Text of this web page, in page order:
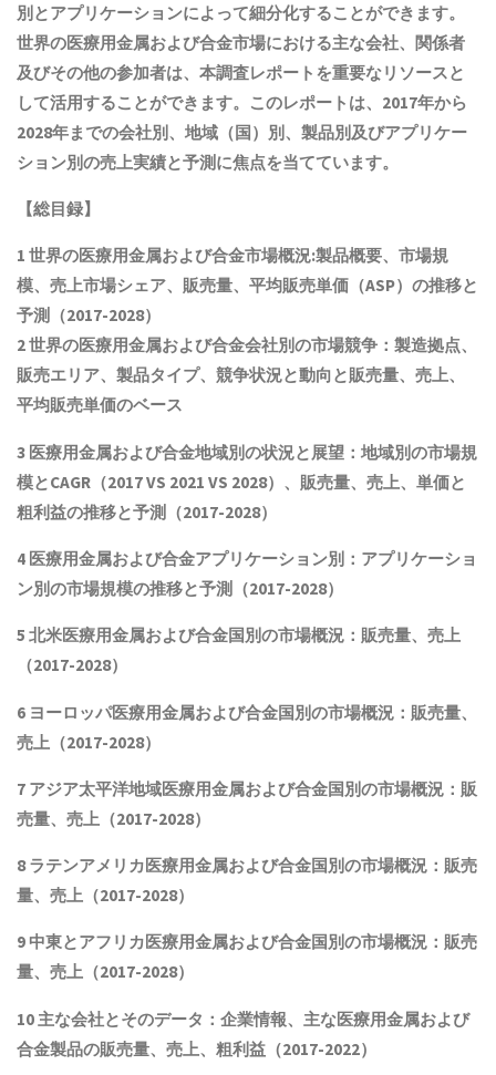
別とアプリケーションによって細分化することができます。
世界の医療用金属および合金市場における主な会社、関係者
及びその他の参加者は、本調査レポートを重要なリソースと
して活用することができます。このレポートは、2017年から
2028年までの会社別、地域（国）別、製品別及びアプリケー
ション別の売上実績と予測に焦点を当てています。
【総目録】
1 世界の医療用金属および合金市場概況:製品概要、市場規
模、売上市場シェア、販売量、平均販売単価（ASP）の推移と
予測 （2017-2028）
2 世界の医療用金属および合金会社別の市場競争：製造拠点、
販売エリア、製品タイプ、競争状況と動向と 販売量、売上、
平均販売単価のベース
3 医療用金属および合金地域別の状況と展望：地域別の市場規
模とCAGR （2017 VS 2021 VS 2028）、販売量、売上、単価と
粗利益の推移と予測（2017-2028）
4 医療用金属および合金アプリケーション別：アプリケーショ
ン別の市場規模の推移と予測（2017-2028）
5 北米医療用金属および合金国別の市場概況 ：販売量、売上
（2017-2028）
6 ヨーロッパ医療用金属および合金国別の市場概況：販売量、
売上（2017-2028）
7 アジア太平洋地域医療用金属および合金国別の市場概況：販
売量、売上（2017-2028）
8 ラテンアメリカ医療用金属および合金国別の市場概況：販売
量、売上（2017-2028）
9 中東とアフリカ医療用金属および合金国別の市場概況：販売
量、売上（2017-2028）
10 主な会社とそのデータ ：企業情報、主な医療用金属および
合金製品の販売量、売上、粗利益（2017-2022）